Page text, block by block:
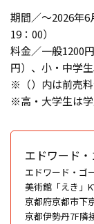
期間／〜2026年
19：00）
料金／一般1200
円）、小・中学生
※（）内は前売
※高・大学生は
エドワード
エドワード・ゴ
美術館「えき」
京都府京都市下
京都伊勢丹7F隣